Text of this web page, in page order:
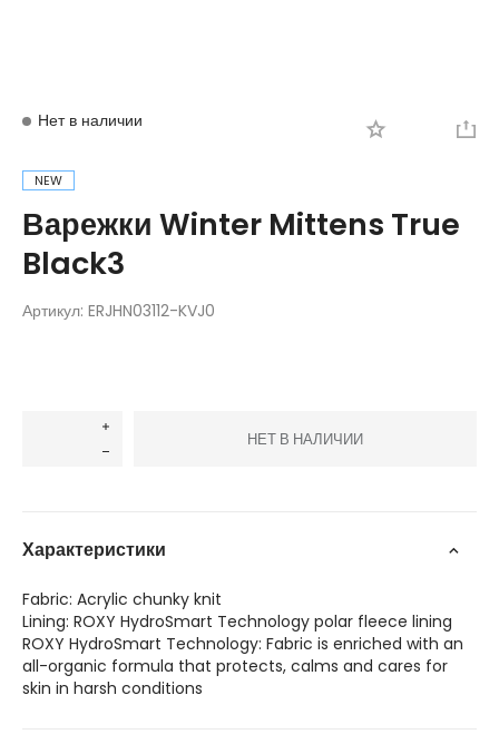
Нет в наличии
NEW
Варежки Winter Mittens True
Black3
Артикул: ERJHN03112-KVJ0
НЕТ В НАЛИЧИИ
Характеристики
Fabric: Acrylic chunky knit
Lining: ROXY HydroSmart Technology polar fleece lining
ROXY HydroSmart Technology: Fabric is enriched with an
all-organic formula that protects, calms and cares for
skin in harsh conditions